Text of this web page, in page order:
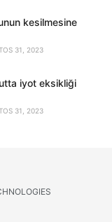
kesilmesine
31, 2023
iyot eksikliği
31, 2023